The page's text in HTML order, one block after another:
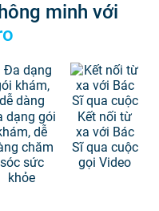
minh với
dạng gói
dễ
chăm
sóc sức
khỏe
Kết nối từ
xa với Bác
Sĩ qua cuộc
gọi Video